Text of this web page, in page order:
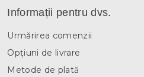
Informații pentru dvs.
Urmărirea comenzii
Opțiuni de livrare
Metode de plată